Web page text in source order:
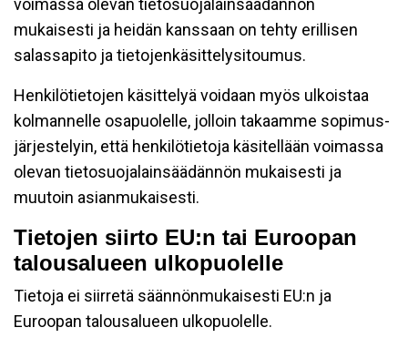
voimassa olevan tietosuojalainsäädännön
mukaisesti ja heidän kanssaan on tehty erillisen
salassapito ja tietojenkäsittelysitoumus.
Henkilötietojen käsittelyä voidaan myös ulkoistaa
kolmannelle osapuolelle, jolloin takaamme sopimus-
järjestelyin, että henkilötietoja käsitellään voimassa
olevan tietosuojalainsäädännön mukaisesti ja
muutoin asianmukaisesti.
Tietojen siirto EU:n tai Euroopan
talousalueen ulkopuolelle
Tietoja ei siirretä säännönmukaisesti EU:n ja
Euroopan talousalueen ulkopuolelle.